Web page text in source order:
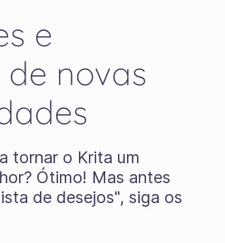
e
de novas
tornar o Krita um
Ótimo! Mas antes
de desejos", siga os